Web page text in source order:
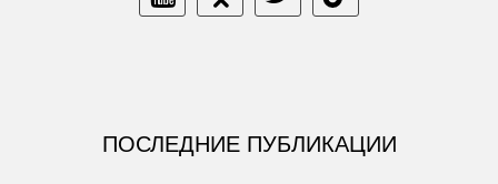
ПОСЛЕДНИЕ ПУБЛИКАЦИИ